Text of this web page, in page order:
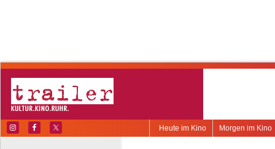
Morgen im Kino
Heute im Kino